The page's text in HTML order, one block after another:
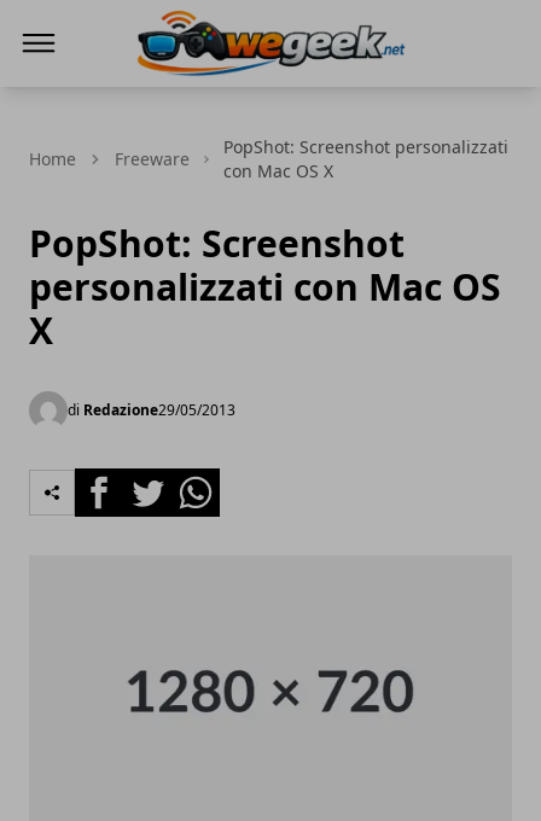
Home Freeware
PopShot: Screenshot personalizzati
con Mac OS X
PopShot: Screenshot
personalizzati con Mac OS
X
di Redazione29/05/2013
FacebookTwitterWhatsapp